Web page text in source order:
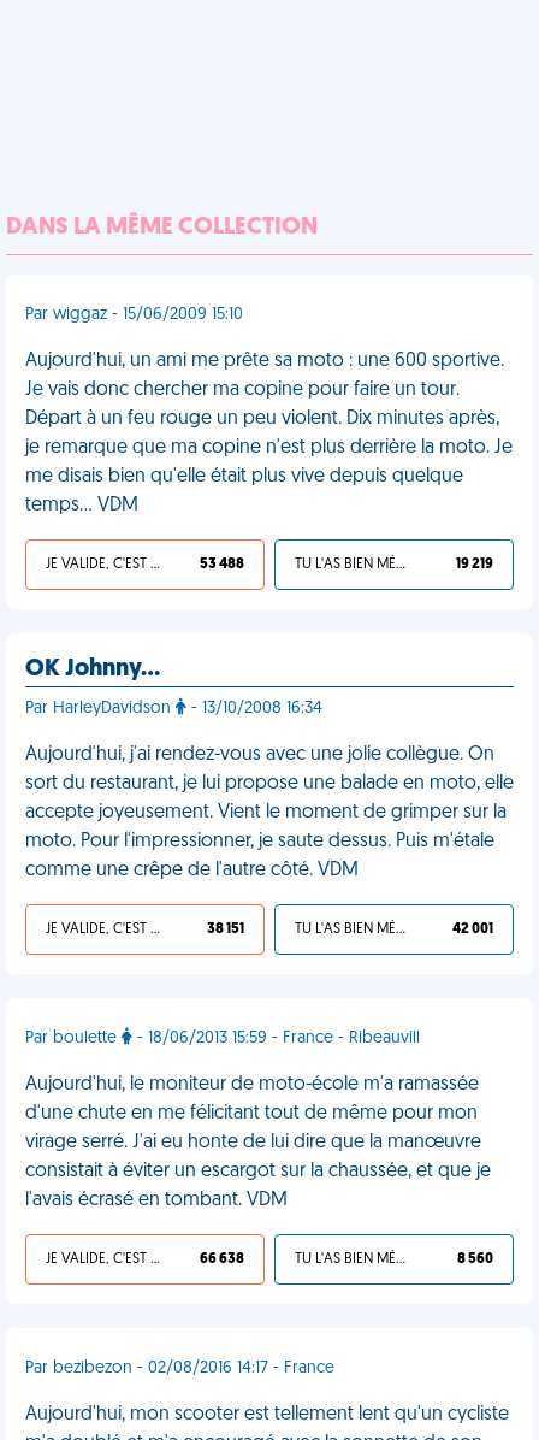
DANS LA MÊME COLLECTION
Par wiggaz - 15/06/2009 15:10
Aujourd'hui, un ami me prête sa moto : une 600 sportive.
Je vais donc chercher ma copine pour faire un tour.
Départ à un feu rouge un peu violent. Dix minutes après,
je remarque que ma copine n'est plus derrière la moto. Je
me disais bien qu'elle était plus vive depuis quelque
temps... VDM
JE VALIDE, C'EST UNE VDM 53 488 TU L'AS BIEN MÉRITÉ 19 219
OK Johnny…
Par HarleyDavidson - 13/10/2008 16:34
Aujourd'hui, j'ai rendez-vous avec une jolie collègue. On
sort du restaurant, je lui propose une balade en moto, elle
accepte joyeusement. Vient le moment de grimper sur la
moto. Pour l'impressionner, je saute dessus. Puis m'étale
comme une crêpe de l'autre côté. VDM
JE VALIDE, C'EST UNE VDM 38 151 TU L'AS BIEN MÉRITÉ 42 001
Par boulette - 18/06/2013 15:59 - France - Ribeauvill
Aujourd'hui, le moniteur de moto-école m'a ramassée
d'une chute en me félicitant tout de même pour mon
virage serré. J'ai eu honte de lui dire que la manœuvre
consistait à éviter un escargot sur la chaussée, et que je
l'avais écrasé en tombant. VDM
JE VALIDE, C'EST UNE VDM 66 638 TU L'AS BIEN MÉRITÉ 8 560
Par bezibezon - 02/08/2016 14:17 - France
Aujourd'hui, mon scooter est tellement lent qu'un cycliste